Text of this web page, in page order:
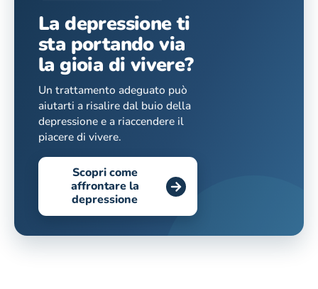
La depressione ti
sta portando via
la gioia di vivere?
Un trattamento adeguato può
aiutarti a risalire dal buio della
depressione e a riaccendere il
piacere di vivere.
Scopri come
affrontare la
depressione